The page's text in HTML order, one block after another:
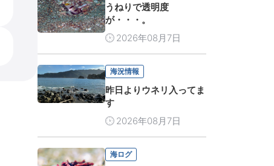
うねりで透明度
が・・・。
2026年08月7日
海況情報
昨日よりウネリ入ってま
す
2026年08月7日
海ログ